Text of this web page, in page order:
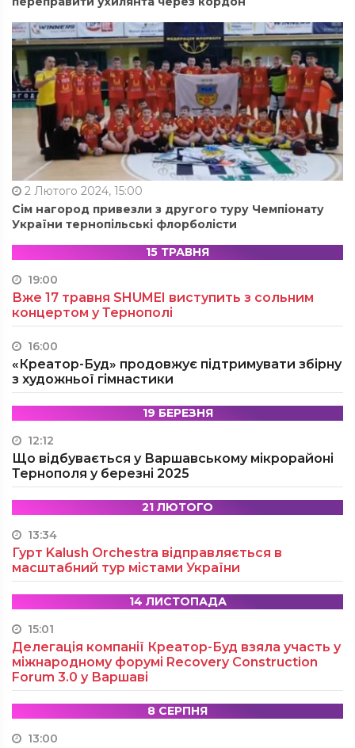
2 Лютого 2024, 15:00
Сім нагород привезли з другого туру Чемпіонату
України тернопільські флорболісти
15 ТРАВНЯ
19:00
Вже 17 травня SHUMEI виступить з сольним
концертом у Тернополі
16:00
«Креатор-Буд» продовжує підтримувати збірну
з художньої гімнастики
19 БЕРЕЗНЯ
12:12
Що відбувається у Варшавському мікрорайоні
Тернополя у березні 2025
21 ЛЮТОГО
13:34
Гурт Kalush Orchestra відправляється в
масштабний тур містами України
14 ЛИСТОПАДА
15:01
Делегація компанії Креатор-Буд взяла участь у
міжнародному форумі Recovery Construction
Forum 3.0 у Варшаві
8 СЕРПНЯ
13:00